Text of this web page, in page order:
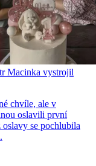
Macinka vystrojil
chvíle, ale v
oslavili první
se pochlubila